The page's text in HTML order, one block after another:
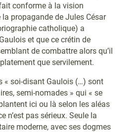
conforme à la vision
propagande de Jules César
catholique) a
et que ce crétin de
de combattre alors qu’il
que servilement.
« soi-disant Gaulois (…) sont
semi-nomades » qui « se
ici ou là selon les aléas
n’est pas sérieux. Seule la
moderne, avec ses dogmes